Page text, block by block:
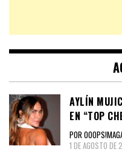
AYLÍN
EN “TOP
POR
1 DE AGOSTO DE